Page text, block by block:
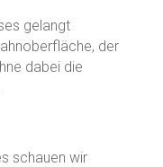
gelangt
der
dabei die
schauen wir